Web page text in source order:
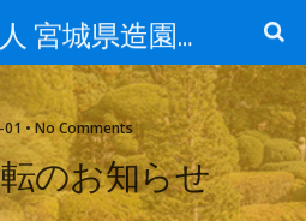
一般社団法人 宮城県造園建設業協会ホームページ
• No Comments
のお知らせ